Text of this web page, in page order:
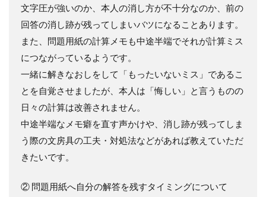
文字圧が強いのか、本人の消し方が不十分なのか、前の
回答の消し跡が残ってしまいバツになることあります。
また、問題用紙の計算メモも中途半端でそれが計算ミス
につながっているようです。
一緒に解きなおしをして「もったいないミス」であるこ
とを自覚させましたが、本人は「悔しい」と言うものの
日々の計算は改善されません。
中途半端なメモ癖を直す声かけや、消し跡が残ってしま
う際の文房具の工夫・対処法などがあれば教えていただ
きたいです。
② 問題用紙へ自分の解答を残すタイミングについて